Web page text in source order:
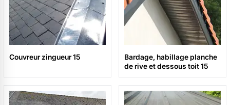
Couvreur zingueur 15
Bardage, habillage planche
de rive et dessous toit 15